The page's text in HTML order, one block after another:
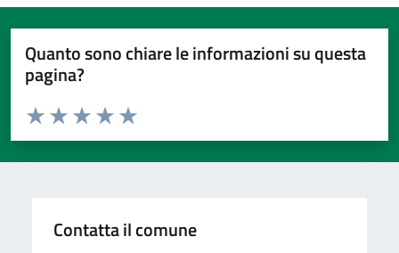
Quanto sono chiare le informazioni su questa
pagina?
Valuta da 1 a 5 stelle la pagina
Valuta 5 stelle su 5
Valuta 4 stelle su 5
Valuta 3 stelle su 5
Valuta 2 stelle su 5
Valuta 1 stelle su 5
Contatta il comune